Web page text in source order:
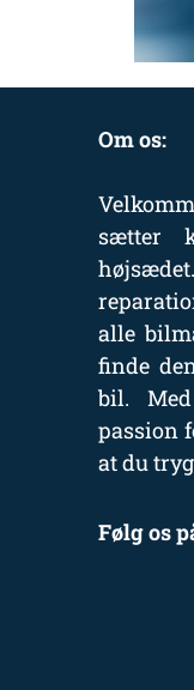
Om os:
sætter
alle
finde
bil.
passion
at du
Følg os